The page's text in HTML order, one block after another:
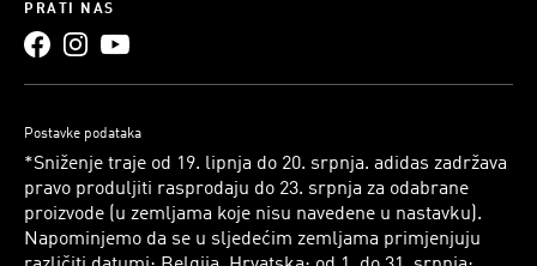
PRATI NAS
Postavke podataka
*Sniženje traje od 19. lipnja do 20. srpnja. adidas zadržava
pravo produljiti rasprodaju do 23. srpnja za odabrane
proizvode (u zemljama koje nisu navedene u nastavku).
Napominjemo da se u sljedećim zemljama primjenjuju